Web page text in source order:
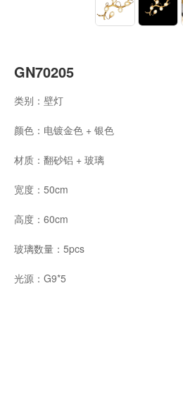
GN70205
类别：壁灯
颜色：电镀金色 + 银色
材质：翻砂铝 + 玻璃
宽度：50cm
高度：60cm
玻璃数量：5pcs
光源：G9*5